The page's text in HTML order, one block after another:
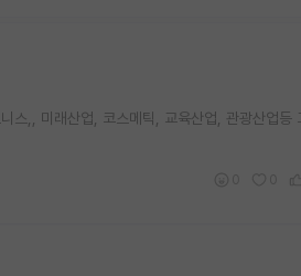
스,, 미래산업, 코스메틱, 교육산업, 관광산업등